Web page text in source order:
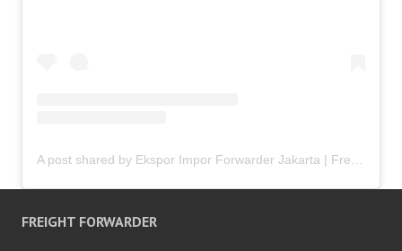
FREIGHT FORWARDER